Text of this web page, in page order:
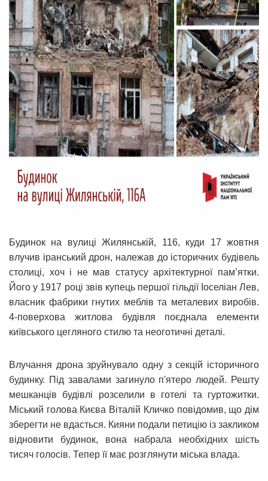
Будинок на вулиці Жилянській, 116, куди 17 жовтня
влучив іранський дрон, належав до історичних будівель
столиці, хоч і не мав статусу архітектурної пам’ятки.
Його у 1917 році звів купець першої гільдії Іоселіан Лев,
власник фабрики гнутих меблів та металевих виробів.
4-поверхова житлова будівля поєднала елементи
київського цегляного стилю та неоготичні деталі.
Влучання дрона зруйнувало одну з секцій історичного
будинку. Під завалами загинуло п'ятеро людей. Решту
мешканців будівлі розселили в готелі та гуртожитки.
Міський голова Києва Віталій Кличко повідомив, що дім
зберегти не вдасться. Кияни подали петицію із закликом
відновити будинок, вона набрала необхідних шість
тисяч голосів. Тепер її має розглянути міська влада.